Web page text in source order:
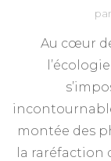
par
Au cœur
montée des
la raréfaction